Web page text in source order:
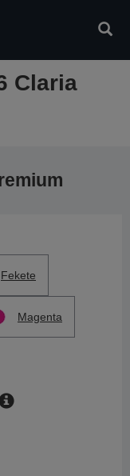
Claria
Fekete
Magenta